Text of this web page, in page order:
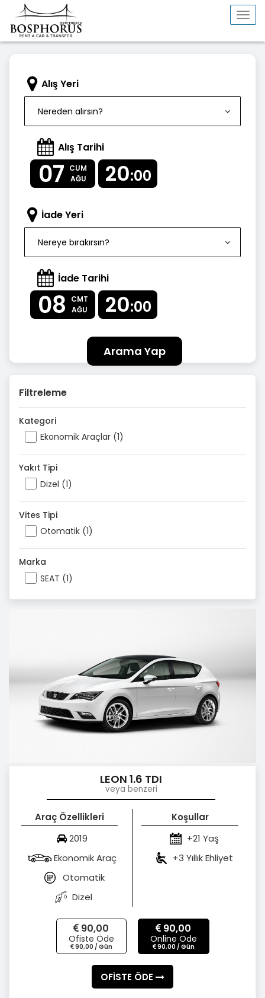
Alış Yeri
Nereden alırsın?
Alış Tarihi
07 CUM
AĞU
20:00
İade Yeri
Nereye bırakırsın?
İade Tarihi
08
CMT
AĞU
20:00
Arama Yap
Filtreleme
Kategori
Ekonomik Araçlar (1)
Yakıt Tipi
Dizel (1)
Vites Tipi
Otomatik (1)
Marka
SEAT (1)
LEON 1.6 TDI
veya benzeri
Araç Özellikleri
2019
Ekonomik Araç
Otomatik
Dizel
Koşullar
+21 Yaş
+3 Yıllık Ehliyet
90,00
Ofiste Öde
90,00 / Gün
90,00
Online Öde
90,00 / Gün
OFİSTE ÖDE